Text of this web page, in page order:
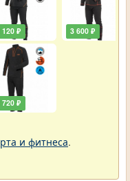
120 ₽
720 ₽
3 600 ₽
и фитнеса.